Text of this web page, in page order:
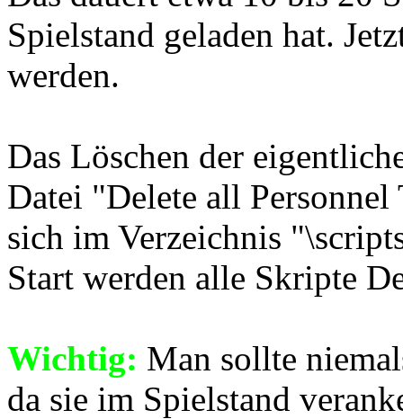
Spielstand geladen hat.
werden.
Das Löschen der
Datei "Delete all
sich im Verzeichnis
Start werden alle Skripte
Wichtig: Man sollte
da sie im Spielstand